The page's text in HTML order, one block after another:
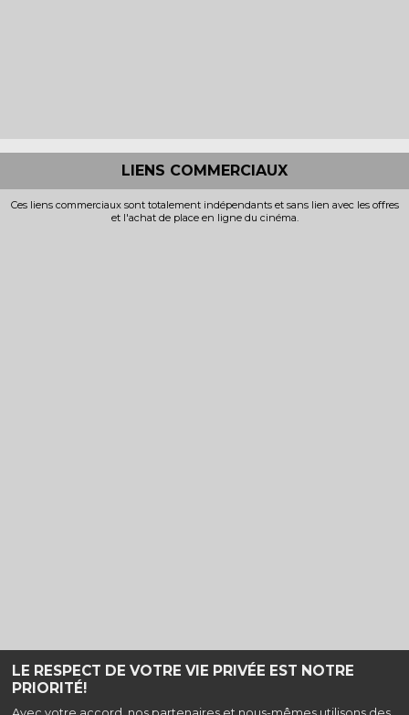
LE RESPECT DE VOTRE VIE PRIVÉE EST NOTRE
PRIORITÉ!
LIENS COMMERCIAUX
Ces liens commerciaux sont totalement indépendants et sans lien avec les offres
et l'achat de place en ligne du cinéma.